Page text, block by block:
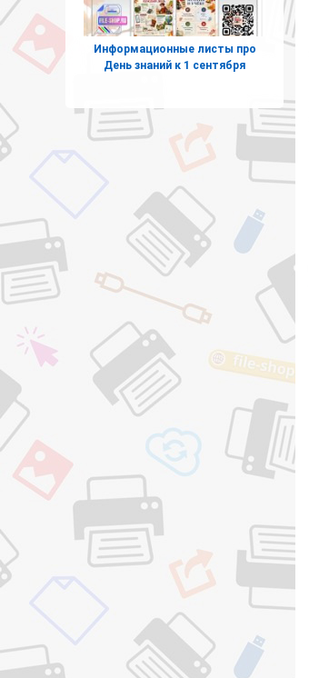
Информационные листы про
День знаний к 1 сентября